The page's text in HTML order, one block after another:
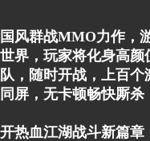
风群战MMO力作，
界，玩家将化身高颜
，随时开战，上百个
屏，无卡顿畅快厮杀
热血江湖战斗新篇章